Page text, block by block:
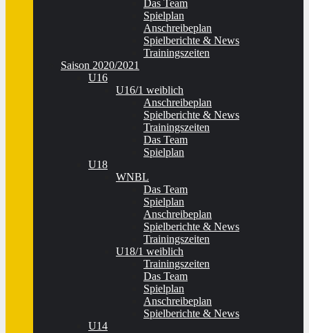
Das Team
Spielplan
Anschreibeplan
Spielberichte & News
Trainingszeiten
Saison 2020/2021
U16
U16/1 weiblich
Anschreibeplan
Spielberichte & News
Trainingszeiten
Das Team
Spielplan
U18
WNBL
Das Team
Spielplan
Anschreibeplan
Spielberichte & News
Trainingszeiten
U18/1 weiblich
Trainingszeiten
Das Team
Spielplan
Anschreibeplan
Spielberichte & News
U14